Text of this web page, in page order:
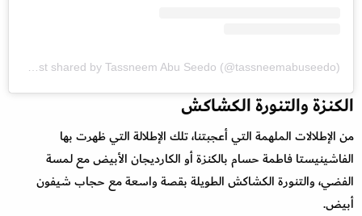
A post shared by Tassneem Abu Seedo (@tassneemabuseedo)
الكنزة والتنورة الكشاكش
من الإطلالات الملهمة التي أعجبتنا، تلك الإطلالة التي ظهرت بها
الفاشينيستا فاطمة حسام بالكنزة أو الكارديجان الأبيض مع لمسة
الفضي، والتنورة الكشاكش الطويلة بقصة واسعة مع حجاب شيفون
أبيض.